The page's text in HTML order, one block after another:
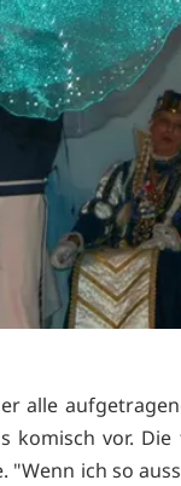
alle
komisch vor.
"Wenn ich so